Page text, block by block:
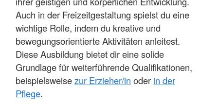
Auch in der Freizeitgestaltung spielst du eine
wichtige Rolle, indem du kreative und
bewegungsorientierte Aktivitäten anleitest.
Diese Ausbildung bietet dir eine solide
Grundlage für weiterführende Qualifikationen,
beispielsweisezur Erzieher/in oder in der
Pflege.